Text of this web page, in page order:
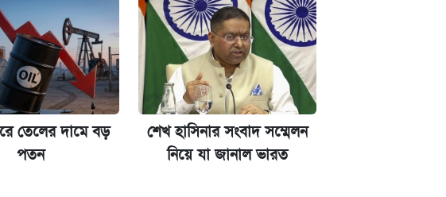
তেলের দামে বড়
পতন
শেখ হাসিনার সংবাদ সম্মেলন
নিয়ে যা জানাল ভারত